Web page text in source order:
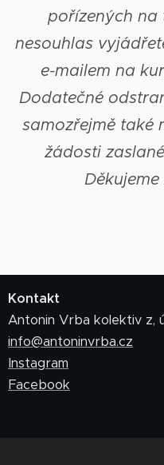
pořízených
nesouhlas
e-mailem na
Dodatečné
samozřejmě také
žádosti
Kontakt
Antonin Vrba kolektiv z,
info@antoninvrba.cz
Instagram
Facebook